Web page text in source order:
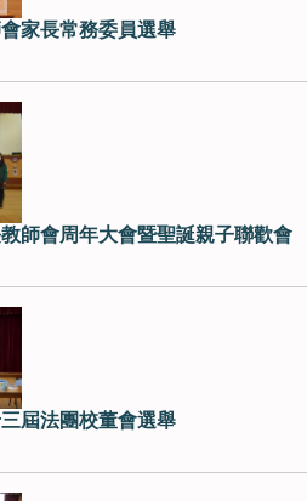
家長常務委員選舉
師會周年大會暨聖誕親子聯歡會
屆法團校董會選舉